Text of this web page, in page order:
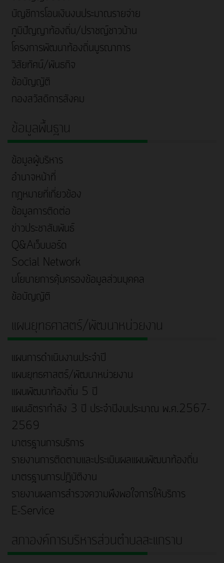
บัญชีการโอนเงินงบประมาณรายจ่าย
ภูมิปัญญาท้องถิ่น/ปราชญ์ชาวบ้าน
โครงการพัฒนาท้องถิ่นบูรณาการ
วิสัยทัศน์/พันธกิจ
ข้อบัญญัติ
กองสวัสดิการสังคม
ข้อมูลพื้นฐาน
ข้อมูลผู้บริหาร
อำนาจหน้าที่
กฎหมายที่เกี่ยวข้อง
ข้อมูลการติดต่อ
ข่าวประชาสัมพันธ์
Q&Aเว็บบอร์ด
Social Network
นโยบายการคุ้มครองข้อมูลส่วนบุคคล
ข้อบัญญัติ
แผนยุทธศาสตร์/พัฒนาหน่วยงาน
แผนการดำเนินงานประจำปี
แผนยุทธศาสตร์/พัฒนาหน่วยงาน
แผนพัฒนาท้องถิ่น 5 ปี
แผนอัตรากำลัง 3 ปี ประจำปีงบประมาณ พ.ศ.2567-
2569
มาตรฐานการบริการ
รายงานการติดตามและประเมินผลแผนพัฒนาท้องถิ่น
มาตรฐานการปฎิบัติงาน
รายงานผลการสำรวจความพึงพอใจการให้บริการ
E-Service
สภาองค์การบริหารส่วนตำบลสะแกราบ